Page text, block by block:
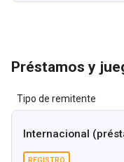
Préstamos y
Tipo de remitente
Internacional